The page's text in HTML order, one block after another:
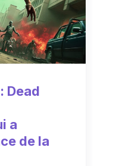
Dead
a
de la